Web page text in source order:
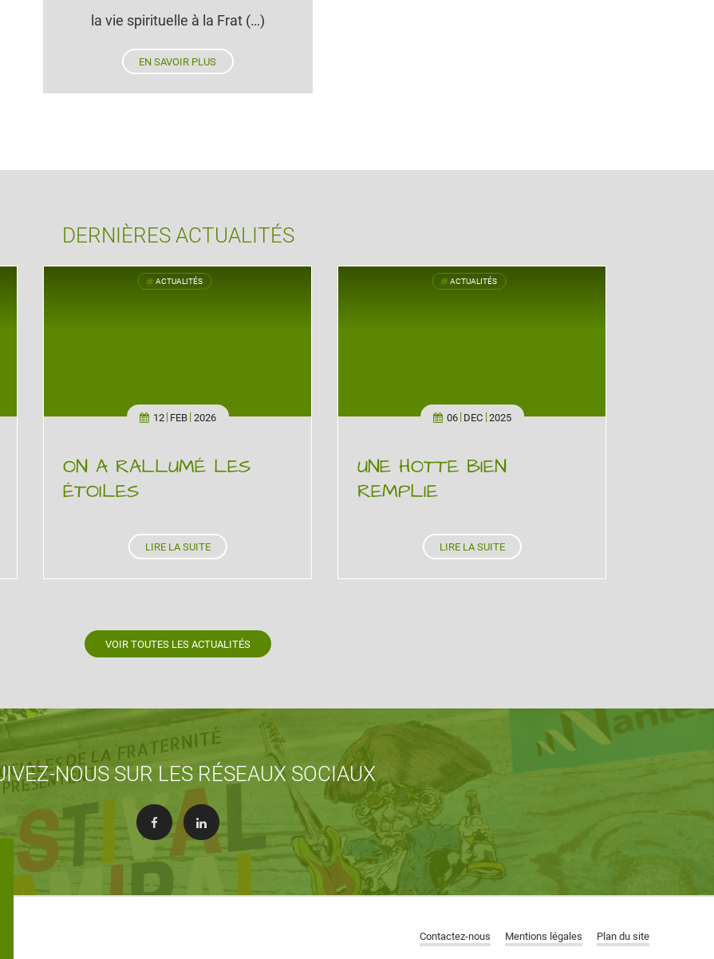
la vie spirituelle à la Frat (…)
EN SAVOIR PLUS
DERNIÈRES ACTUALITÉS
ACTUALITÉS '
12 FEB 2026
ON A RALLUMÉ LES
ÉTOILES
LIRE LA SUITE
ACTUALITÉS '
06 DEC 2025
UNE HOTTE BIEN
REMPLIE
LIRE LA SUITE
VOIR TOUTES LES ACTUALITÉS
NOUS SUR LES RÉSEAUX SOCIAUX
Contactez-nous Mentions légales Plan du site